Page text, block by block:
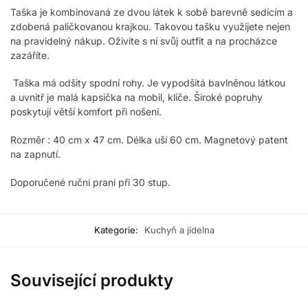
Taška je kombinovaná ze dvou látek k sobě barevně sedícím a
zdobená paličkovanou krajkou. Takovou tašku využijete nejen
na pravidelný nákup. Oživíte s ní svůj outfit a na procházce
zazáříte.
Taška má odšity spodní rohy. Je vypodšitá bavlněnou látkou
a uvnitř je malá kapsička na mobil, klíče. Široké popruhy
poskytují větší komfort při nošení.
Rozměr : 40 cm x 47 cm. Délka uší 60 cm. Magnetový patent
na zapnutí.
Doporučené ruční praní při 30 stup.
Kategorie: Kuchyň a jídelna
Související produkty